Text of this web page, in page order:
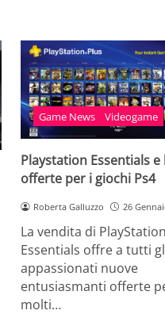
Game News Videogame
Playstation Essentials e
offerte per i giochi Ps4
Roberta Galluzzo 26
La vendita di PlayStation
Essentials offre a tutti
appassionati nuove
entusiasmanti offerte
molti…